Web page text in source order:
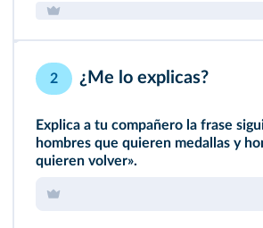
2 ¿Me lo explicas?
Explica a tu compañero la frase
hombres que quieren medallas y
quieren volver».